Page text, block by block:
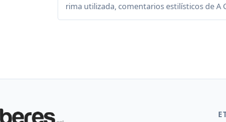
rima utilizada, comentarios estilísticos de A